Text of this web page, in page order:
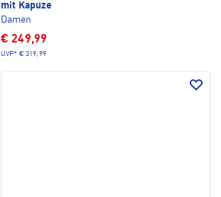
mit Kapuze
Damen
€ 249,99
UVP* € 319,99